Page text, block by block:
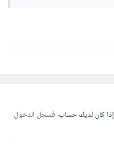
كان لديك حساب،فسجل الدخول